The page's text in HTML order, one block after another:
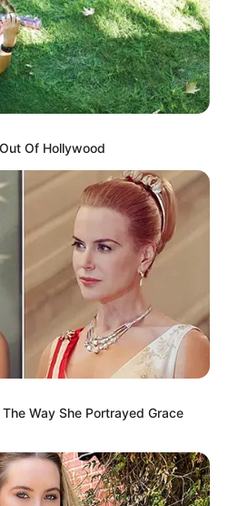
But It Was Caught On
Of Hollywood
Way She Portrayed Grace